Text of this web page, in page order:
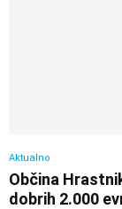
Aktualno
Občina
dobrih 2.000